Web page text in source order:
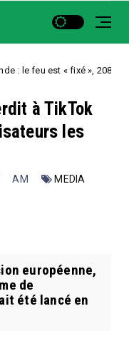
est « fixé », 208.000
à TikTok
les
8/06/2024 08:49:00 AM MEDIA
européenne,
de
été lancé en